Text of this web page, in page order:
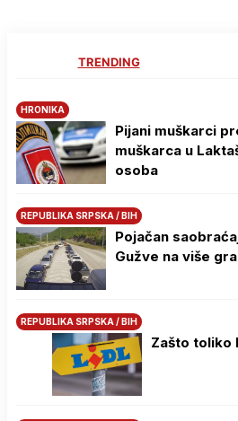
TRENDING
HRONIKA
Pijani muškarci
muškarca u
osoba
REPUBLIKA SRPSKA / BIH
Pojačan
Gužve na više
REPUBLIKA SRPSKA / BIH
Zašto toliko